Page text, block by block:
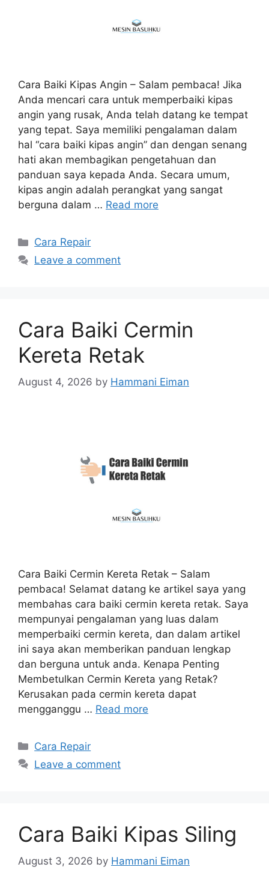
Cara Baiki Kipas Angin – Salam pembaca! Jika
Anda mencari cara untuk memperbaiki kipas
angin yang rusak, Anda telah datang ke tempat
yang tepat. Saya memiliki pengalaman dalam
hal “cara baiki kipas angin” dan dengan senang
hati akan membagikan pengetahuan dan
panduan saya kepada Anda. Secara umum,
kipas angin adalah perangkat yang sangat
berguna dalam … Read more
Categories
Cara Repair
Leave a comment
Cara Baiki Cermin
Kereta Retak
August 4, 2026 by Hammani Eiman
Cara Baiki Cermin Kereta Retak – Salam
pembaca! Selamat datang ke artikel saya yang
membahas cara baiki cermin kereta retak. Saya
mempunyai pengalaman yang luas dalam
memperbaiki cermin kereta, dan dalam artikel
ini saya akan memberikan panduan lengkap
dan berguna untuk anda. Kenapa Penting
Membetulkan Cermin Kereta yang Retak?
Kerusakan pada cermin kereta dapat
mengganggu … Read more
Categories
Cara Repair
Leave a comment
Cara Baiki Kipas Siling
August 3, 2026 by Hammani Eiman